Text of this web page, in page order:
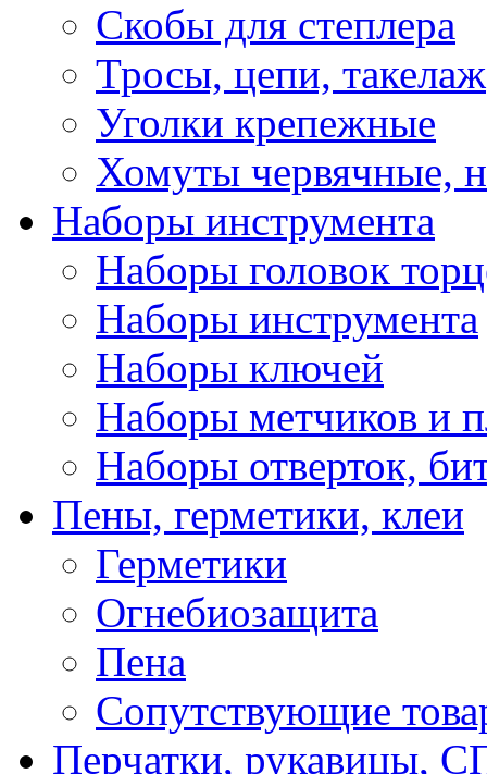
Скобы для степлера
Тросы, цепи, такелаж
Уголки крепежные
Хомуты червячные,
Наборы инструмента
Наборы головок
Наборы инструмента
Наборы ключей
Наборы метчиков и
Наборы отверток,
Пены, герметики, клеи
Герметики
Огнебиозащита
Пена
Сопутствующие
Перчатки,